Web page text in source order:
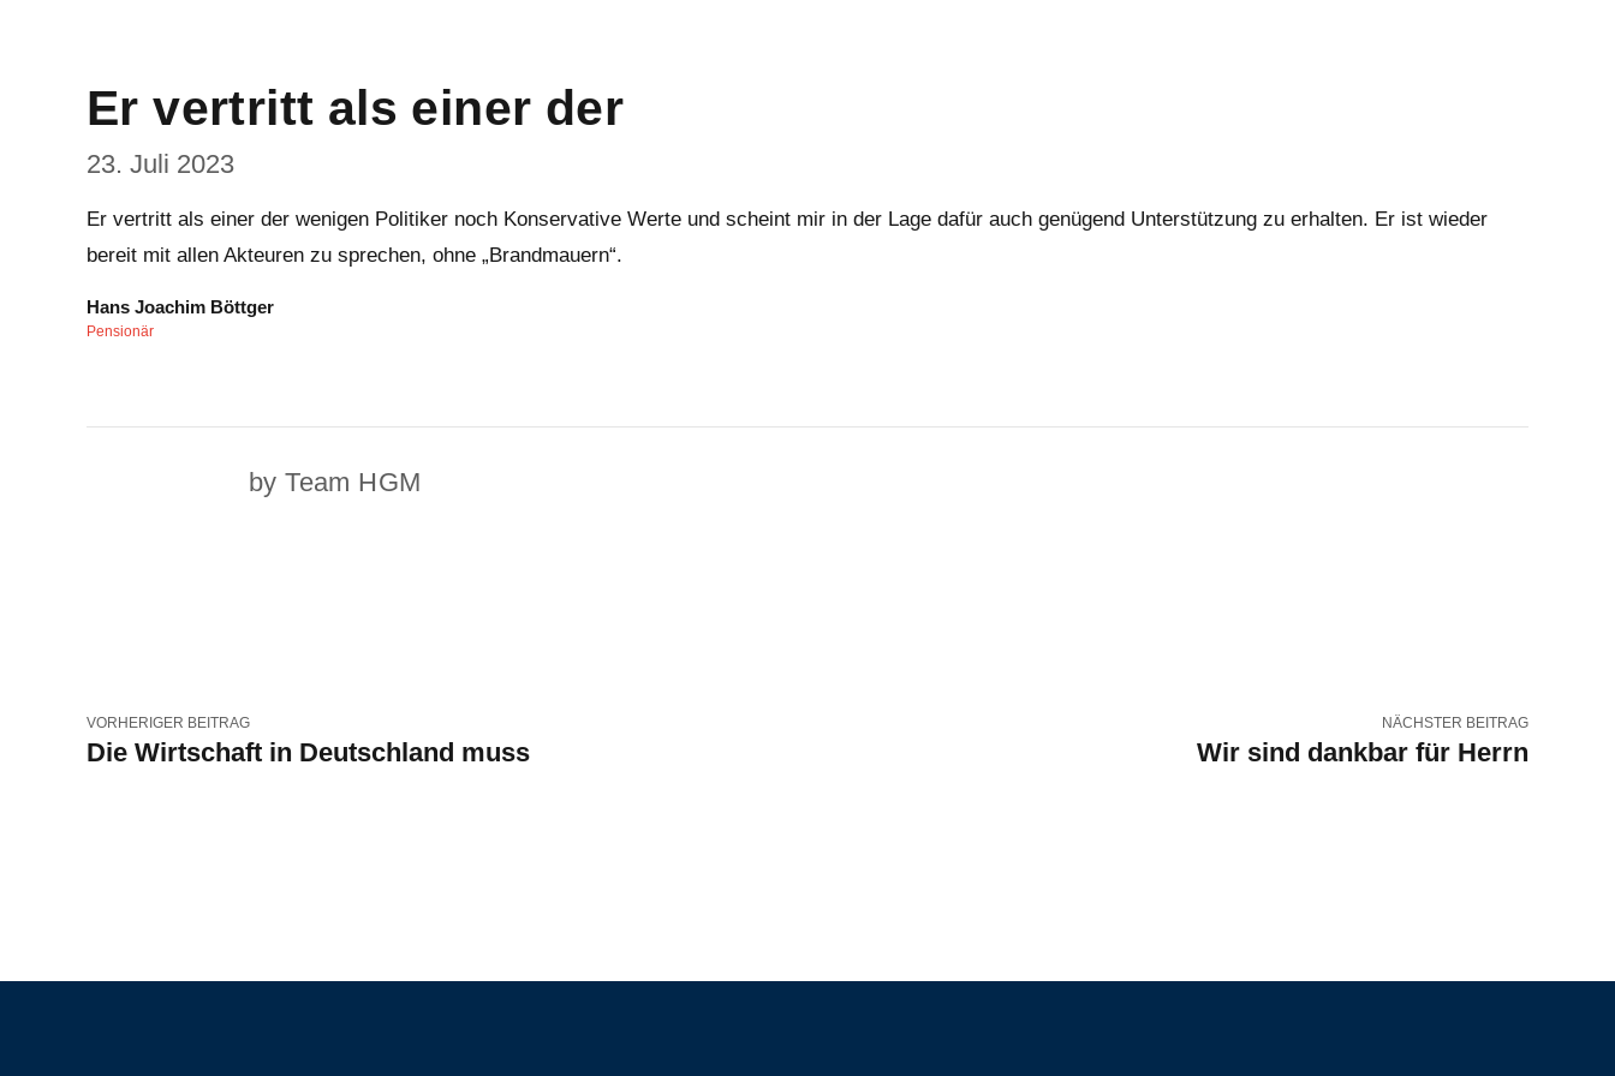
Er vertritt als einer der
23. Juli 2023
Er vertritt als einer der wenigen Politiker noch Konservative Werte und scheint mir in der Lage dafür auch genügend Unterstützung zu erhalten. Er ist wieder
bereit mit allen Akteuren zu sprechen, ohne „Brandmauern“.
Hans Joachim Böttger
Pensionär
by Team HGM
VORHERIGER BEITRAG
Die Wirtschaft in Deutschland muss
NÄCHSTER BEITRAG
Wir sind dankbar für Herrn